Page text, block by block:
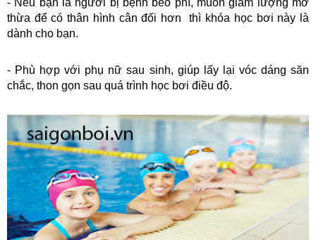
thừa để có thân hình cân đối hơn  thì khóa học bơi này là
dành cho bạn.
- Phù hợp với phụ nữ sau sinh, giúp lấy lại vóc dáng săn
chắc, thon gọn sau quá trình học bơi điều độ.